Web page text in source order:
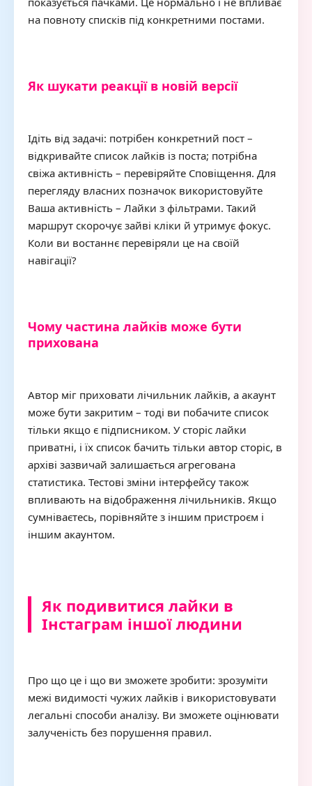
на повноту списків під конкретними постами.
Як шукати реакції в новій версії
Ідіть від задачі: потрібен конкретний пост –
відкривайте список лайків із поста; потрібна
свіжа активність – перевіряйте Сповіщення. Для
перегляду власних позначок використовуйте
Ваша активність – Лайки з фільтрами. Такий
маршрут скорочує зайві кліки й утримує фокус.
Коли ви востаннє перевіряли це на своїй
навігації?
Чому частина лайків може бути
прихована
Автор міг приховати лічильник лайків, а акаунт
може бути закритим – тоді ви побачите список
тільки якщо є підписником. У сторіс лайки
приватні, і їх список бачить тільки автор сторіс, в
архіві зазвичай залишається агрегована
статистика. Тестові зміни інтерфейсу також
впливають на відображення лічильників. Якщо
сумніваєтесь, порівняйте з іншим пристроєм і
іншим акаунтом.
Як подивитися лайки в
Інстаграм іншої людини
Про що це і що ви зможете зробити: зрозуміти
межі видимості чужих лайків і використовувати
легальні способи аналізу. Ви зможете оцінювати
залученість без порушення правил.